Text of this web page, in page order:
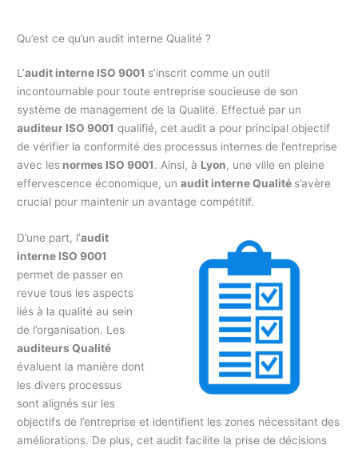
Qu’est ce qu’un audit interne Qualité ?
L’audit interne ISO 9001 s’inscrit comme un outil
incontournable pour toute entreprise soucieuse de son
système de management de la Qualité. Effectué par un
auditeur ISO 9001 qualifié, cet audit a pour principal objectif
de vérifier la conformité des processus internes de l’entreprise
avec les normes ISO 9001. Ainsi, à Lyon, une ville en pleine
effervescence économique, unaudit interne Qualité s’avère
crucial pour maintenir un avantage compétitif.
D’une part, l’audit
interne ISO 9001
permet de passer en
revue tous les aspects
liés à la qualité au sein
de l’organisation. Les
auditeurs Qualité
évaluent la manière dont
les divers processus
sont alignés sur les
objectifs de l’entreprise et identifient les zones nécessitant des
améliorations. De plus, cet audit facilite la prise de décisions